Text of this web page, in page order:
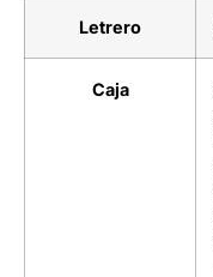
Letrero
Caja